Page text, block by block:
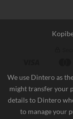
We use Dintero as
might transfer your
details to Dintero
to manage your